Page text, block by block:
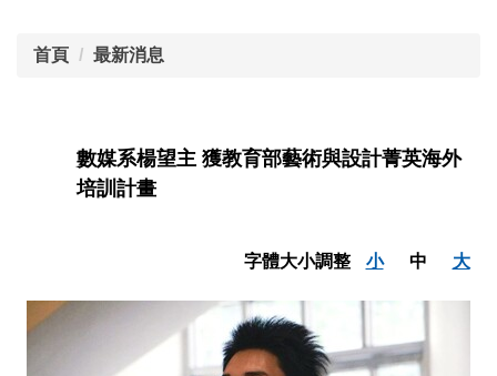
首頁 最新消息
數媒系楊望主 獲教育部藝術與設計菁英海外
培訓計畫
字體大小調整 小 中 大